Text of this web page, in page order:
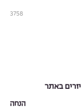
3758
באתר
הנחה